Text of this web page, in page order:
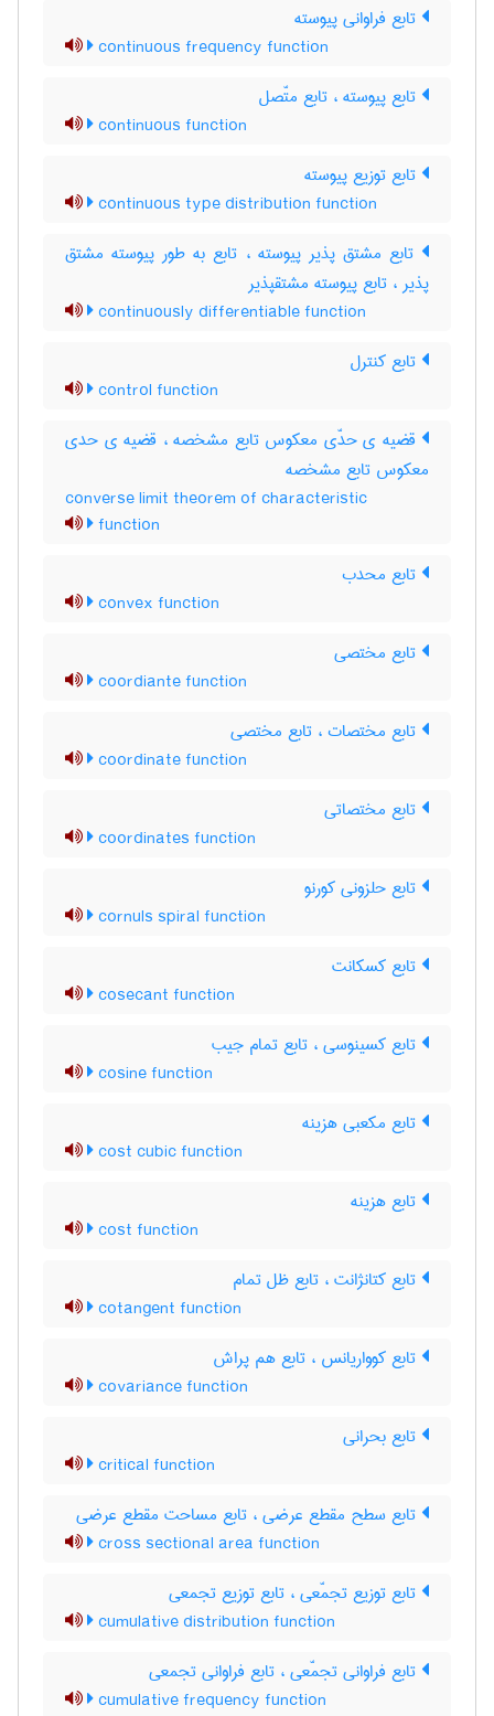
تابع فراوانی پیوسته
continuous frequency function
تابع پیوسته ، تابع متّصل
continuous function
تابع توزیع پیوسته
continuous type distribution function
تابع مشتق پذیر پیوسته ، تابع به طور پیوسته مشتق
پذیر ، تابع پیوسته مشتقپذیر
continuously differentiable function
تابع کنترل
control function
قضیه ی حدّی معکوس تابع مشخصه ، قضیه ی حدی
معکوس تابع مشخصه
converse limit theorem of characteristic
function
تابع محدب
convex function
تابع مختصی
coordiante function
تابع مختصات ، تابع مختصی
coordinate function
تابع مختصاتی
coordinates function
تابع حلزونی کورنو
cornuls spiral function
تابع کسکانت
cosecant function
تابع کسینوسی ، تابع تمام جیب
cosine function
تابع مکعبی هزینه
cost cubic function
تابع هزینه
cost function
تابع کتانژانت ، تابع ظل تمام
cotangent function
تابع کوواریانس ، تابع هم پراش
covariance function
تابع بحرانی
critical function
تابع سطح مقطع عرضی ، تابع مساحت مقطع عرضی
cross sectional area function
تابع توزیع تجمّعی ، تابع توزیع تجمعی
cumulative distribution function
تابع فراوانی تجمّعی ، تابع فراوانی تجمعی
cumulative frequency function